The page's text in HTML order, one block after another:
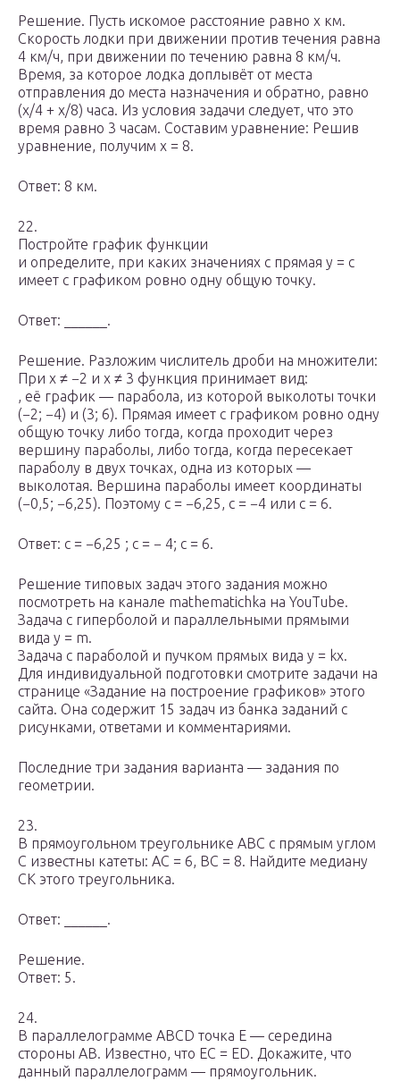
Решение. Пусть искомое расстояние равно x км.
Скорость лодки при движении против течения равна
4 км/ч, при движении по течению равна 8 км/ч.
Время, за которое лодка доплывёт от места
отправления до места назначения и обратно, равно
(x/4 + x/8) часа. Из условия задачи следует, что это
время равно 3 часам. Составим уравнение: Решив
уравнение, получим x = 8.
Ответ: 8 км.
22.
Постройте график функции
и определите, при каких значениях с прямая y = c
имеет с графиком ровно одну общую точку.
Ответ: ______.
Решение. Разложим числитель дроби на множители:
При x ≠ −2 и x ≠ 3 функция принимает вид:
, её график — парабола, из которой выколоты точки
(−2; −4) и (3; 6). Прямая имеет с графиком ровно одну
общую точку либо тогда, когда проходит через
вершину параболы, либо тогда, когда пересекает
параболу в двух точках, одна из которых —
выколотая. Вершина параболы имеет координаты
(−0,5; −6,25). Поэтому c = −6,25, c = −4 или c = 6.
Ответ: c = −6,25 ; c = − 4; c = 6.
Решение типовых задач этого задания можно
посмотреть на канале mathematichka на YouTube.
Задача с гиперболой и параллельными прямыми
вида y = m.
Задача с параболой и пучком прямых вида y = kx.
Для индивидуальной подготовки смотрите задачи на
странице «Задание на построение графиков» этого
сайта. Она содержит 15 задач из банка заданий с
рисунками, ответами и комментариями.
Последние три задания варианта — задания по
геометрии.
23.
В прямоугольном треугольнике ABC с прямым углом
C известны катеты: AC = 6, BC = 8. Найдите медиану
CK этого треугольника.
Ответ: ______.
Решение.
Ответ: 5.
24.
В параллелограмме ABCD точка E — середина
стороны AB. Известно, что EC = ED. Докажите, что
данный параллелограмм — прямоугольник.